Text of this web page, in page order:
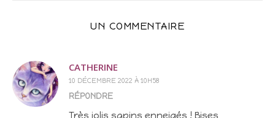
UN COMMENTAIRE
CATHERINE
10 DÉCEMBRE 2022 À 10H58
RÉPONDRE
Très jolis sapins enneigés ! Bises